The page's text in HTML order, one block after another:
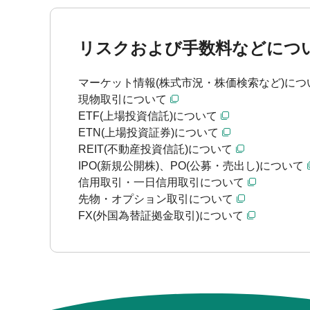
リスクおよび手数料などにつ
マーケット情報(株式市況・株価検索など)につ
現物取引について
ETF(上場投資信託)について
ETN(上場投資証券)について
REIT(不動産投資信託)について
IPO(新規公開株)、PO(公募・売出し)について
信用取引・一日信用取引について
先物・オプション取引について
FX(外国為替証拠金取引)について